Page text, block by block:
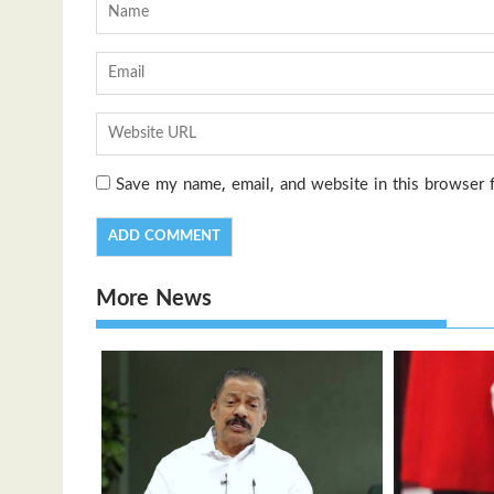
Save my name, email, and website in this
More News